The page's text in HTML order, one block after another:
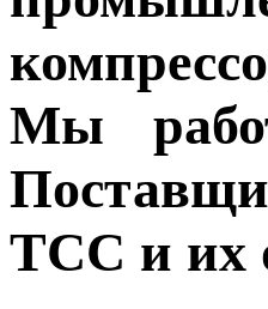
Мы
ТСС и их